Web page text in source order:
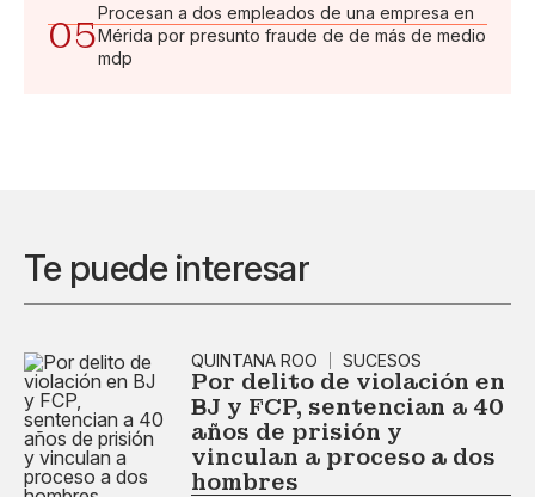
05
Procesan a dos empleados de una empresa en
Mérida por presunto fraude de de más de medio
mdp
Te puede interesar
QUINTANA ROO SUCESOS
Por delito de violación en
BJ y FCP, sentencian a 40
años de prisión y
vinculan a proceso a dos
hombres